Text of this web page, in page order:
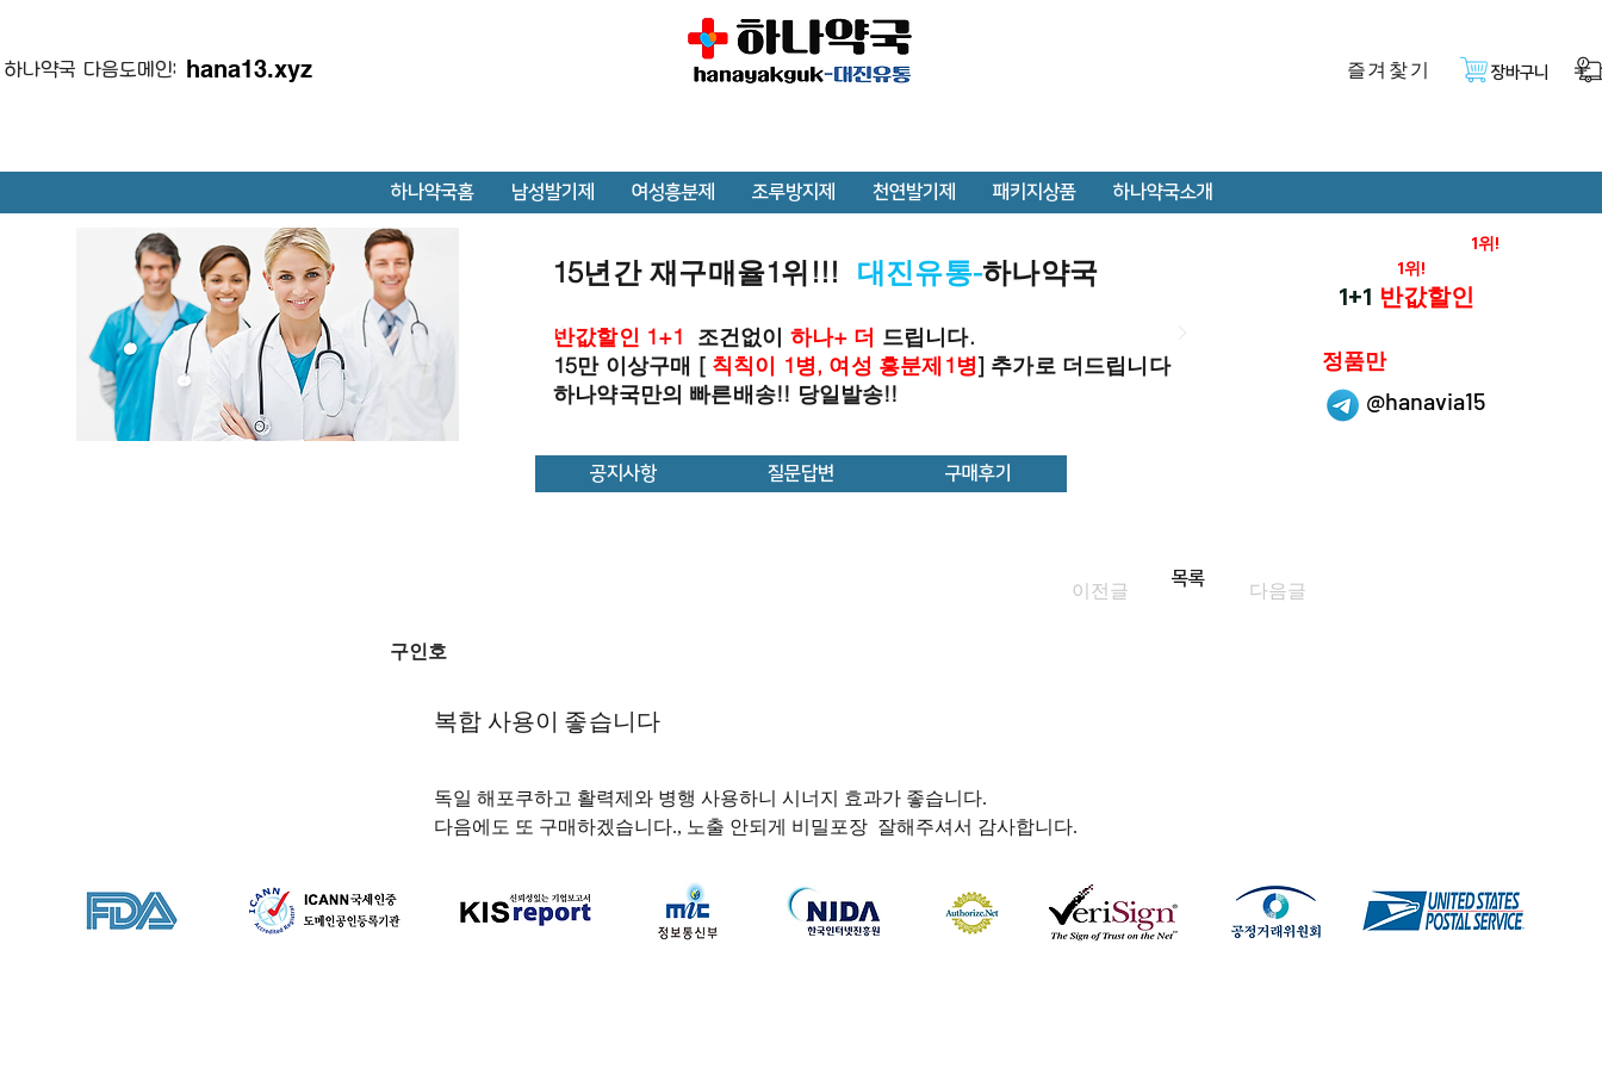
하나약국 다음도메인: hana13.xyz 즐겨찿기 장바구니
하나약국홈 남성발기제 여성흥분제 조루방지제 천연발기제 패키지상품 하나약국소개
15년간 재구매율1위!!! 대진유통-하나약국
반값할인 1+1 조건없이 하나+ 더 드립니다.
15만 이상구매 [ 칙칙이 1병, 여성 흥분제1병] 추가로 더드립니다
하나약국만의 빠른배송!! 당일발송!!
@hanavia15
1위!
1위!
1+1 반값할인
정품만
공지사항 질문답변 구매후기
이전글
목록
다음글
구인호
복합 사용이 좋습니다
독일 해포쿠하고 활력제와 병행 사용하니 시너지 효과가 좋습니다.
다음에도 또 구매하겠습니다., 노출 안되게 비밀포장  잘해주셔서 감사합니다.